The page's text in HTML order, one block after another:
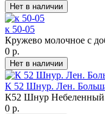
к 50-05
Кружево молочное с
0 р.
К 52 Шнур. Лен.
К52 Шнур
0 р.